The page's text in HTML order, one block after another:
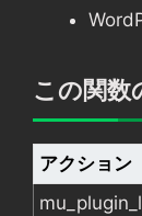
この関数
アクション